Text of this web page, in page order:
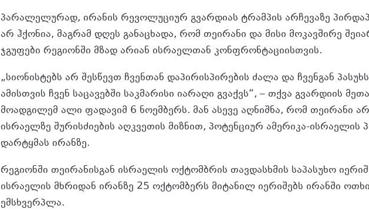
პარალელურად, ირანის რევოლუციურ გვარდიას ტრამპის არჩევაზე
არ ჰქონია, მაგრამ დღეს განაცხადა, რომ თეირანი და მისი მოკავშირე
ჯგუფები რეგიონში მზად არიან ისრაელთან კონფრონტაციისთვის.
„სიონისტებს არ შესწევთ ჩვენთან დაპირისპირების ძალა და ჩვენგან
ამისთვის ჩვენ საცავებში საკმარისი იარაღი გვაქვს“, – თქვა გვარდიის
მოადგილემ ალი ფადავიმ 6 ნოემბერს. მან ასევე აღნიშნა, რომ თეირანი
ისრაელზე შურისძიების აღკვეთის მიზნით, პოტენციურ ამერიკა-ისრაელის
დარტყმას ირანზე.
რეგიონში თეირანისგან ისრაელის ოქტომბრის თავდასხმის საპასუხო
ისრაელის მხრიდან ირანზე 25 ოქტომბერს მიტანილ იერიშებს ირანში
ემსხვერპლა.